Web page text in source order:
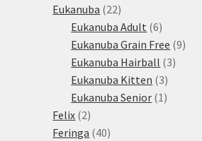
Eukanuba 2222
produktů
Eukanuba Adult 66
produktů
Eukanuba Grain Free 99
Eukanuba Hairball 33
Eukanuba Kitten 33
produkty
Eukanuba Senior 1 1
Felix 22
produkty
Feringa 4040